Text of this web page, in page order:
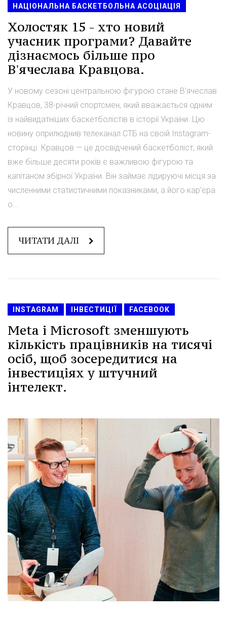
НАЦІОНАЛЬНА БАСКЕТБОЛЬНА АСОЦІАЦІЯ
Холостяк 15 - хто новий
учасник програми? Давайте
дізнаємось більше про
В'ячеслава Кравцова.
У новому сезоні центральною фігурою стане В'ячеслав
Кравцов, 38-річний спортсмен, який вважається одним
із найвидатніших баскетболістів в історії України. Цю
новину оприлюднив телеканал СТБ на своїй Instagram-
сторінці. Кравцов — це досвідчений баскетболіст, який
вже більше десяти років є важливою фігурою та
капітаном збірної України. Він займає лідируючі місця за
численними статистичними показниками, а його кар'єра
о...
ЧИТАТИ ДАЛІ
INSTAGRAM ІНВЕСТИЦІЇ FACEBOOK
Meta і Microsoft зменшують
кількість працівників на тисячі
осіб, щоб зосередитися на
інвестиціях у штучний
інтелект.